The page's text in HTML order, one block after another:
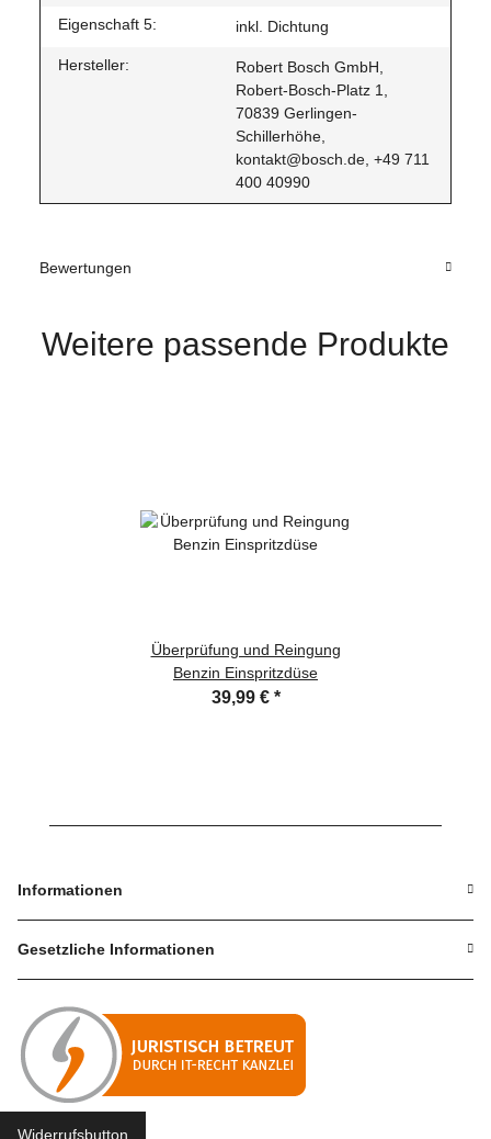
Eigenschaft 5: inkl. Dichtung
Hersteller:
Robert Bosch GmbH,
Robert-Bosch-Platz 1,
70839 Gerlingen-
Schillerhöhe,
kontakt@bosch.de, +49 711
400 40990
Bewertungen
Weitere passende Produkte
Überprüfung und Reingung
Benzin Einspritzdüse
39,99 € *
Informationen
Gesetzliche Informationen
Widerrufsbutton